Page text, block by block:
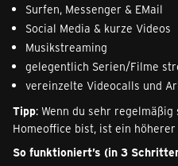
Surfen, Messenger & EMail
Social Media & kurze Videos
Musikstreaming
gelegentlich Serien/Filme
vereinzelte Videocalls und
Tipp: Wenn du sehr
Homeoffice bist, ist ein
So funktioniert’s (in 3